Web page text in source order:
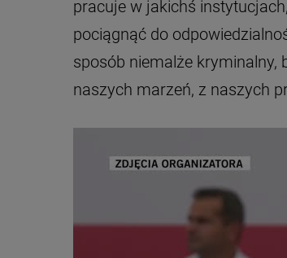
pracuje w jakichś
pociągnąć do
sposób niemalże kryminalny,
naszych marzeń, z naszych